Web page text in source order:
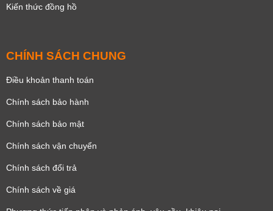
Kiến thức đồng hồ
CHÍNH SÁCH CHUNG
Điều khoản thanh toán
Chính sách bảo hành
Chính sách bảo mật
Chính sách vận chuyển
Chính sách đổi trả
Chính sách về giá